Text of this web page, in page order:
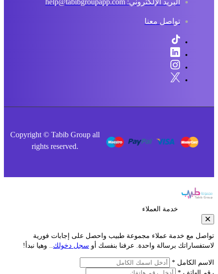
البريد الإلكتروني: help@tabibgroupapp.com
تواصل معنا
Copyright © Tabib Group all
rights reserved.
خدمة العملاء
مع خدمة عملاء مجموعة طبيب واحصل على إجابات فورية
برسالة واحدة. عرفنا بنفسك أوسجل دخولك.. وهيا نبدأ!
الكامل *